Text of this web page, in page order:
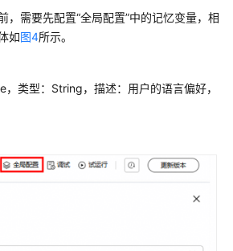
，需要先配置“全局配置”中的记忆变量，相
如图4所示。
类型：String，描述：用户的语言偏好，